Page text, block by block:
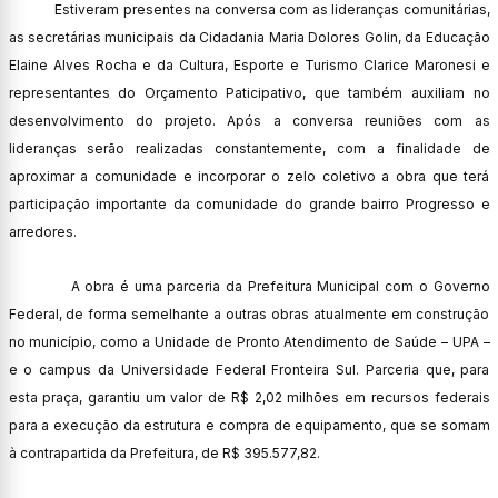
Estiveram presentes na conversa com as lideranças comunitárias,
as secretárias municipais da Cidadania Maria Dolores Golin, da Educação
Elaine Alves Rocha e da Cultura, Esporte e Turismo Clarice Maronesi e
representantes do Orçamento Paticipativo, que também auxiliam no
desenvolvimento do projeto. Após a conversa reuniões com as
lideranças serão realizadas constantemente, com a finalidade de
aproximar a comunidade e incorporar o zelo coletivo a obra que terá
participação importante da comunidade do grande bairro Progresso e
arredores.
A obra é uma parceria da Prefeitura Municipal com o Governo
Federal, de forma semelhante a outras obras atualmente em construção
no município, como a Unidade de Pronto Atendimento de Saúde – UPA –
e o campus da Universidade Federal Fronteira Sul. Parceria que, para
esta praça, garantiu um valor de R$ 2,02 milhões em recursos federais
para a execução da estrutura e compra de equipamento, que se somam
à contrapartida da Prefeitura, de R$ 395.577,82.